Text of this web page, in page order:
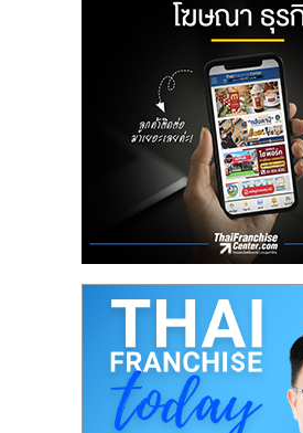
ลงทุน
คืน